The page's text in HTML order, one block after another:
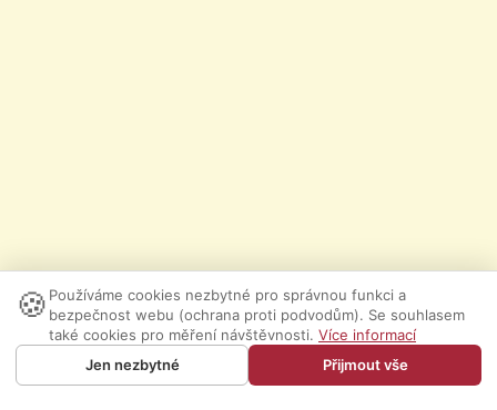
🍪 Používáme cookies nezbytné pro správnou funkci a
bezpečnost webu (ochrana proti podvodům). Se souhlasem
také cookies pro měření návštěvnosti. Více informací
Jen nezbytné
Přijmout vše